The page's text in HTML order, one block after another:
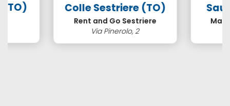
Colle Sestriere (TO)
Rent and Go Sestriere
Via Pinerolo, 2